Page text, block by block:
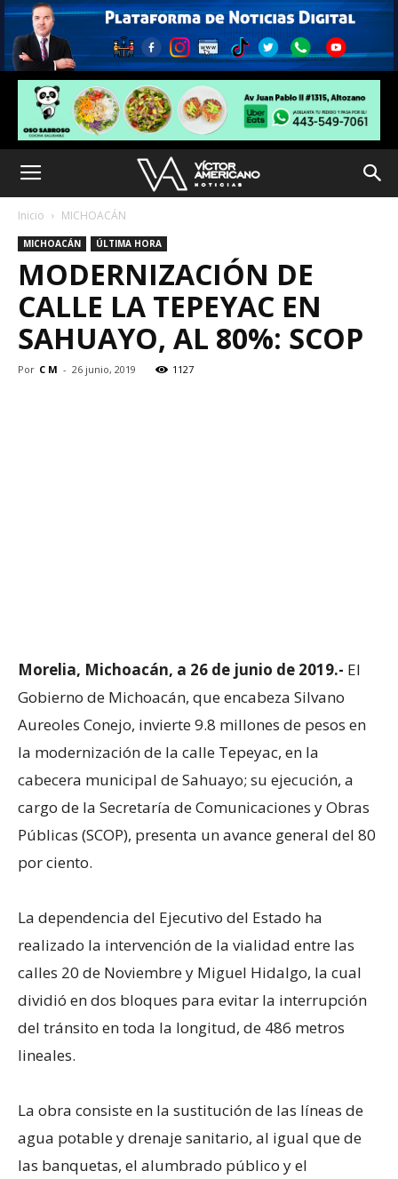
Inicio MICHOACÁN
MICHOACÁN ÚLTIMA HORA
MODERNIZACIÓN DE
CALLE LA TEPEYAC EN
SAHUAYO, AL 80%: SCOP
Por C M - 26 junio, 2019 1127
Morelia, Michoacán, a 26 de junio de 2019.- El
Gobierno de Michoacán, que encabeza Silvano
Aureoles Conejo, invierte 9.8 millones de pesos en
la modernización de la calle Tepeyac, en la
cabecera municipal de Sahuayo; su ejecución, a
cargo de la Secretaría de Comunicaciones y Obras
Públicas (SCOP), presenta un avance general del 80
por ciento.
La dependencia del Ejecutivo del Estado ha
realizado la intervención de la vialidad entre las
calles 20 de Noviembre y Miguel Hidalgo, la cual
dividió en dos bloques para evitar la interrupción
del tránsito en toda la longitud, de 486 metros
lineales.
La obra consiste en la sustitución de las líneas de
agua potable y drenaje sanitario, al igual que de
las banquetas, el alumbrado público y el